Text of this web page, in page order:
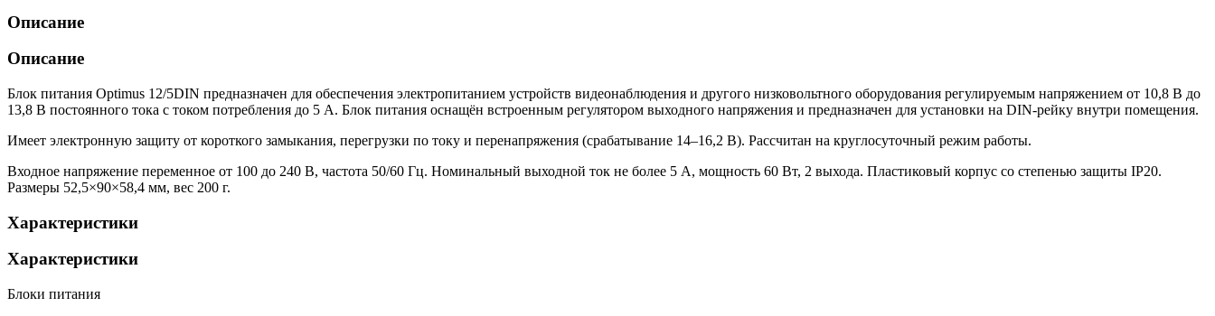
Описание
Описание
Блок питания Optimus 12/5DIN предназначен для обеспечения электропитанием устройств видеонаблюдения и другого низковольтного оборудования регулируемым напряжением от 10,8 В до
13,8 В постоянного тока с током потребления до 5 А. Блок питания оснащён встроенным регулятором выходного напряжения и предназначен для установки на DIN-рейку внутри помещения.
Имеет электронную защиту от короткого замыкания, перегрузки по току и перенапряжения (срабатывание 14–16,2 В). Рассчитан на круглосуточный режим работы.
Входное напряжение переменное от 100 до 240 В, частота 50/60 Гц. Номинальный выходной ток не более 5 А, мощность 60 Вт, 2 выхода. Пластиковый корпус со степенью защиты IP20.
Размеры 52,5×90×58,4 мм, вес 200 г.
Характеристики
Характеристики
Блоки питания